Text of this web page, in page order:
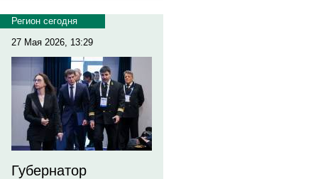
Регион сегодня
27 Мая 2026, 13:29
Губернатор